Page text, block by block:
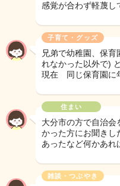
感覚が合わず軽蔑し
子育て・グッズ
兄弟で幼稚園、保
れなかった以外で)
現在 同じ保育園に
住まい
大分市の方で自治会
かった方にお聞きし
あったなど何かあれ
雑談・つぶやき